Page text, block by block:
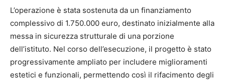
L’operazione è stata sostenuta da un finanziamento
complessivo di 1.750.000 euro, destinato inizialmente alla
messa in sicurezza strutturale di una porzione
dell’istituto. Nel corso dell’esecuzione, il progetto è stato
progressivamente ampliato per includere miglioramenti
estetici e funzionali, permettendo così il rifacimento degli